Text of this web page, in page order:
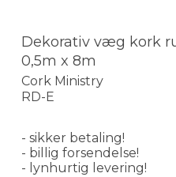
Dekorativ væg kork
0,5m x 8m
Cork Ministry
RD-E
- sikker betaling!
- billig forsendelse!
- lynhurtig levering!